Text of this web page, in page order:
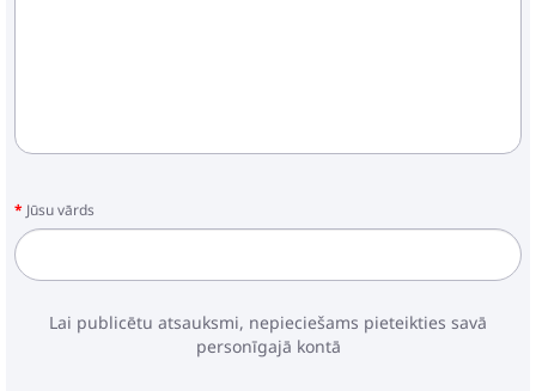
Jūsu vārds
Lai publicētu atsauksmi, nepieciešams pieteikties savā
personīgajā kontā